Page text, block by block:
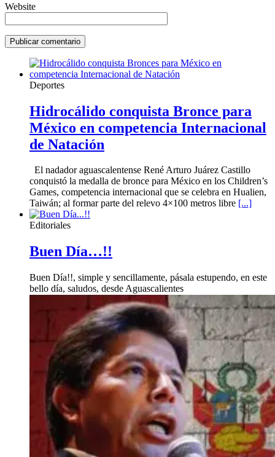
Website
Deportes
Hidrocálido conquista Bronce para
México en competencia Internacional
de Natación
El nadador aguascalentense René Arturo Juárez Castillo
conquistó la medalla de bronce para México en los Children’s
Games, competencia internacional que se celebra en Hualien,
Taiwán; al formar parte del relevo 4×100 metros libre [...]
Editoriales
Buen Día…!!
Buen Día!!, simple y sencillamente, pásala estupendo, en este
bello día, saludos, desde Aguascalientes